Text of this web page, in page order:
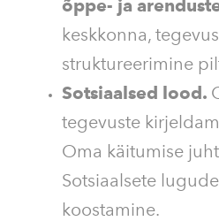
õppe- ja
keskkonna,
struktureerimine
Sotsiaalsed lood.
tegevuste
Oma käitumise
Sotsiaalsete
koostamine.